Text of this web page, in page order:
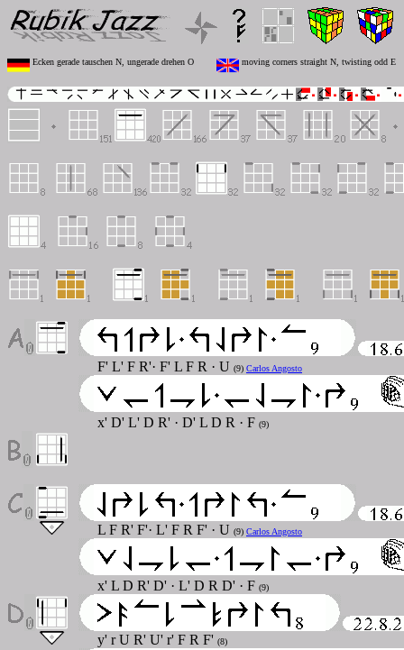
Ecken gerade tauschen N, ungerade drehen O moving corners straight N, twisting odd E
F' L' F R'· F' L F R · U (9) Carlos Angosto
x' D' L' D R' · D' L D R · F (9)
L F R' F'· L' F R F' · U (9) Carlos Angosto
x' L D R' D' · L' D R D' · F (9)
y' r U R' U' r' F R F' (8)